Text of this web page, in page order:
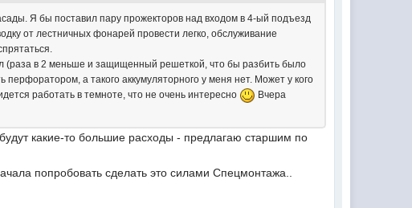
Я бы поставил пару прожекторов над входом в 4-ый подъезд
от лестничных фонарей провести легко, обслуживание
(раза в 2 меньше и защищенный решеткой, что бы разбить было
перфоратором, а такого аккумуляторного у меня нет. Может у кого
работать в темноте, что не очень интересно
Вчера
какие-то большие расходы - предлагаю старшим по
попробовать сделать это силами Спецмонтажа..